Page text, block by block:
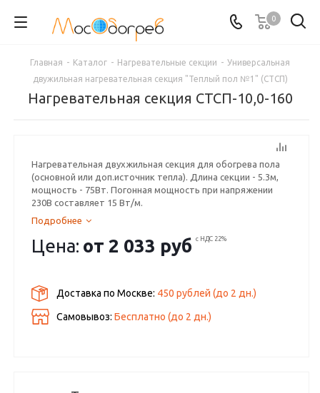
0
Главная - Каталог - Нагревательные секции - Универсальная
двужильная нагревательная секция "Теплый пол №1" (СТСП)
Нагревательная секция СТСП-10,0-160
Нагревательная двухжильная секция для обогрева пола
(основной или доп.источник тепла). Длина секции - 5.3м,
мощность - 75Вт. Погонная мощность при напряжении
230В составляет 15 Вт/м.
Подробнее
Цена: от2 033 руб с НДС 22%
Доставка по Москве: 450 рублей (до 2 дн.)
Самовывоз:Бесплатно (до 2 дн.)